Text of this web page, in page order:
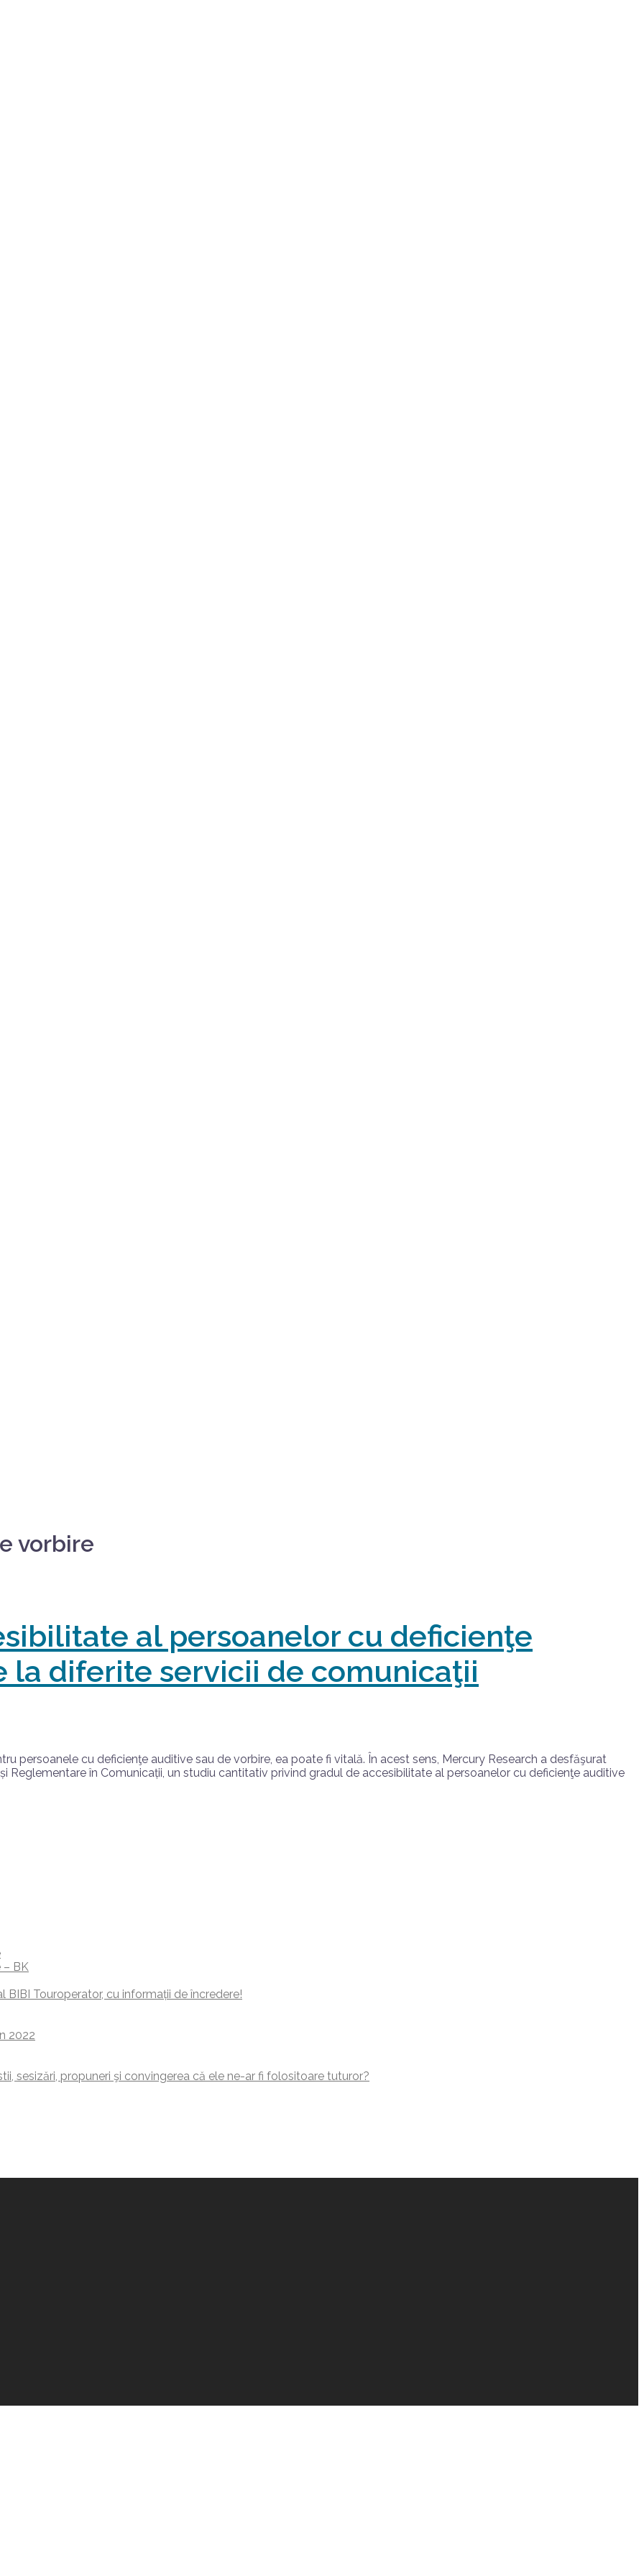
vorbire
al persoanelor cu deficienţe
la diferite servicii de comunicaţii
persoanele cu deficienţe auditive sau de vorbire, ea poate fi vitală. În acest sens, Mercury Research a desfăşurat
Reglementare în Comunicații, un studiu cantitativ privind gradul de accesibilitate al persoanelor cu deficienţe auditive
– BK
Touroperator, cu informații de încredere!
sesizări, propuneri şi convingerea că ele ne-ar fi folositoare tuturor?